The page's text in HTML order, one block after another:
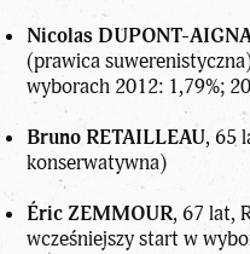
Nicolas DUPONT-
(prawica
wyborach 2012: 1,79%;
Bruno RETAILLEAU, 65
konserwatywna)
Éric ZEMMOUR, 67 lat,
wcześniejszy start w